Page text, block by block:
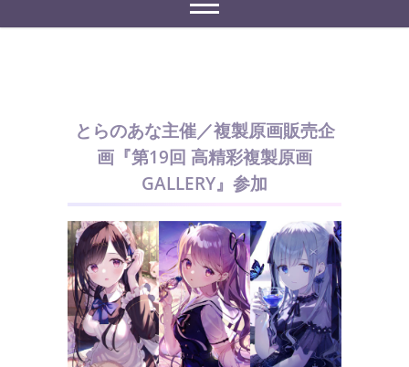
とらのあな主催／複製原画販売企
画『第19回 高精彩複製原画
GALLERY』参加